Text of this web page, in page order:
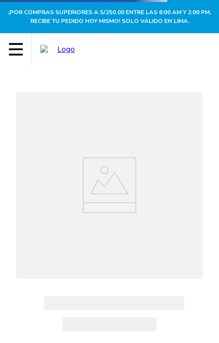
¡POR COMPRAS SUPERIORES A S/250.00 ENTRE LAS 6:00 AM Y 2:00 PM,
RECIBE TU PEDIDO HOY MISMO! SOLO VÁLIDO EN LIMA.